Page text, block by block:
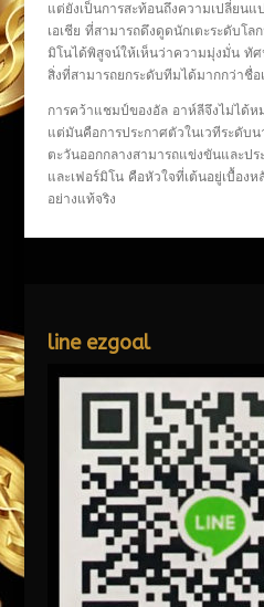
แต่ยังเป็นการสะท้อนถึงความเปลี่ยน
เอเชีย ที่สามารถดึงดูดนักเตะระดับโล
มิโนได้พิสูจน์ให้เห็นว่าความมุ่งมั่น ทั
สิ่งที่สามารถยกระดับทีมได้มากกว่าชื่อเ
การคว้าแชมป์ของอัล อาห์ลีจึงไม่ได้ห
แต่มันคือการประกาศตัวในเวทีระดับ
ตะวันออกกลางสามารถแข่งขันและปร
และเฟอร์มิโน คือหัวใจที่เต้นอยู่เบื้อง
อย่างแท้จริง
line ezgoal